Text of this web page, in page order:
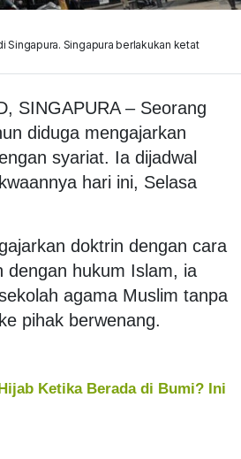
Singapura. Singapura berlakukan ketat
SINGAPURA – Seorang
diduga mengajarkan
syariat. Ia dijadwal
hari ini, Selasa
doktrin dengan cara
dengan hukum Islam, ia
agama Muslim tanpa
pihak berwenang.
Ketika Berada di Bumi? Ini